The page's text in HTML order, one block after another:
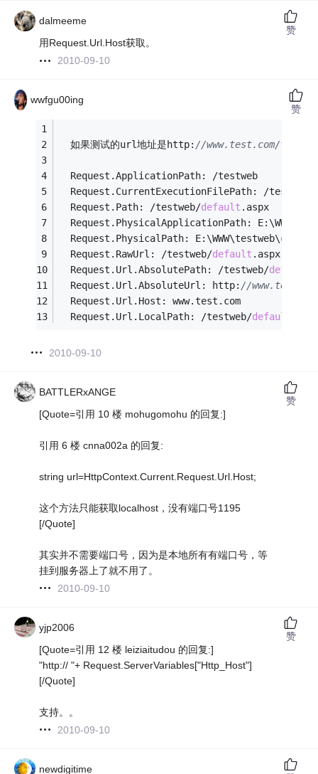
dalmeeme
用Request.Url.Host获取。
2010-09-10
赞
wwfgu00ing
  如果测试的url地址是http:
//www.test.com/
  Request.ApplicationPath: /testweb
  Request.CurrentExecutionFilePath: /testweb/
  Request.Path: /testweb/
default .aspx
Request.PhysicalApplicationPath:
  Request.PhysicalPath: E:\WWW\testweb\
  Request.RawUrl: /testweb/
default .aspx
  Request.Url.AbsolutePath: /testweb/
default
  Request.Url.AbsoluteUrl: http:
//
  Request.Url.Host: www.test.com
  Request.Url.LocalPath: /testweb/
default
2010-09-10
赞
BATTLERxANGE
[Quote=引用 10 楼 mohugomohu 的回复:]
引用 6 楼 cnna002a 的回复:
string url=HttpContext.Current.Request.Url.Host;
这个方法只能获取localhost，没有端口号1195
[/Quote]
其实并不需要端口号，因为是本地所有有端口号，等
挂到服务器上了就不用了。
2010-09-10
赞
yjp2006
[Quote=引用 12 楼 leiziaitudou 的回复:]
"http:// "+ Request.ServerVariables["Http_Host"]
[/Quote]
支持。。
2010-09-10
赞
newdigitime